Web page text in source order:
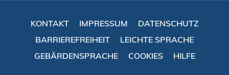
KONTAKT IMPRESSUM
DATENSCHUTZ
BARRIEREFREIHEIT
LEICHTE SPRACHE
GEBÄRDENSPRACHE
COOKIES HILFE